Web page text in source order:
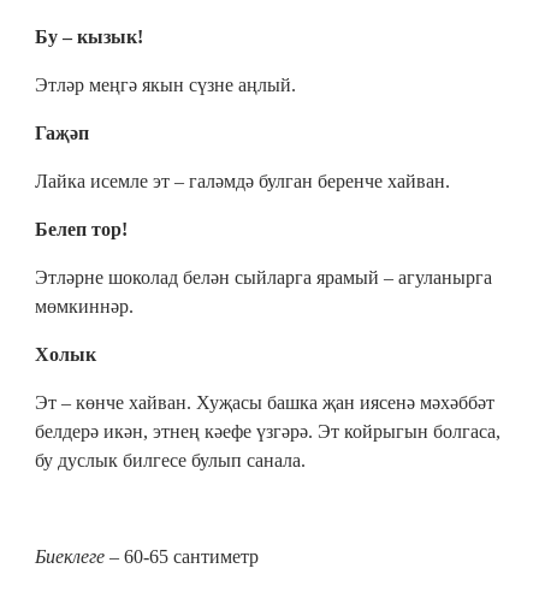
Бу – кызык!
Этләр меңгә якын сүзне аңлый.
Гаҗәп
Лайка исемле эт – галәмдә булган беренче хайван.
Белеп тор!
Этләрне шоколад белән сыйларга ярамый – агуланырга
мөмкиннәр.
Холык
Эт – көнче хайван. Хуҗасы башка җан иясенә мәхәббәт
белдерә икән, этнең кәефе үзгәрә. Эт койрыгын болгаса,
бу дуслык билгесе булып санала.
Биеклеге – 60-65 сантиметр